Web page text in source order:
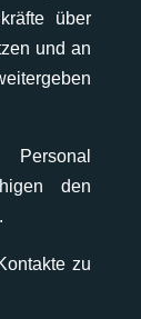
über
und an
den
zu